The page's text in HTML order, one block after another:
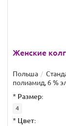
Женские
Польша
полиамид, 6 %
* Размер:
4
* Цвет: